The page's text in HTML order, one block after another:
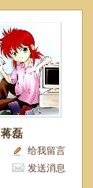
蒋磊
给我留言
发送消息